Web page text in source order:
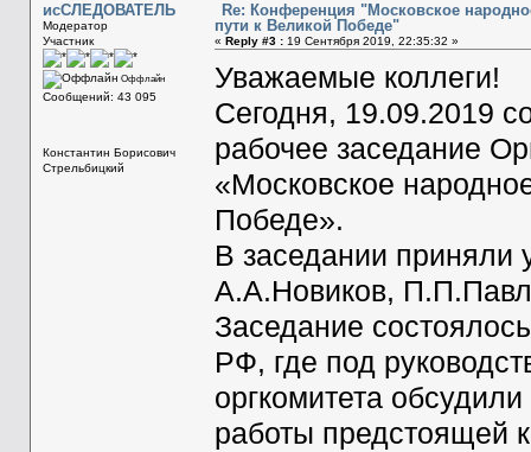
исСЛЕДОВАТЕЛЬ
Модератор
Участник
Оффлайн
Сообщений: 43 095
Константин Борисович
Стрельбицкий
Re: Конференция "Московское
пути к Великой Победе"
« Reply #3 :19 Сентября 2019, 22:35:32 »
Уважаемые коллеги!
Сегодня, 19.09.2019
рабочее заседание
«Московское
Победе».
В заседании приняли
А.А.Новиков,
Заседание
РФ, где под
оргкомитета
работы предстоящей